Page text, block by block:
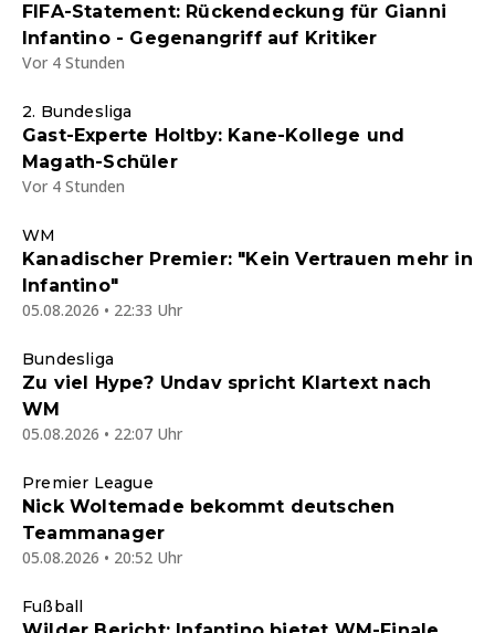
FIFA-Statement: Rückendeckung für Gianni
Infantino - Gegenangriff auf Kritiker
Vor 4 Stunden
2. Bundesliga
Gast-Experte Holtby: Kane-Kollege und
Magath-Schüler
Vor 4 Stunden
WM
Kanadischer Premier: "Kein Vertrauen mehr in
Infantino"
05.08.2026 • 22:33 Uhr
Bundesliga
Zu viel Hype? Undav spricht Klartext nach
WM
05.08.2026 • 22:07 Uhr
Premier League
Nick Woltemade bekommt deutschen
Teammanager
05.08.2026 • 20:52 Uhr
Fußball